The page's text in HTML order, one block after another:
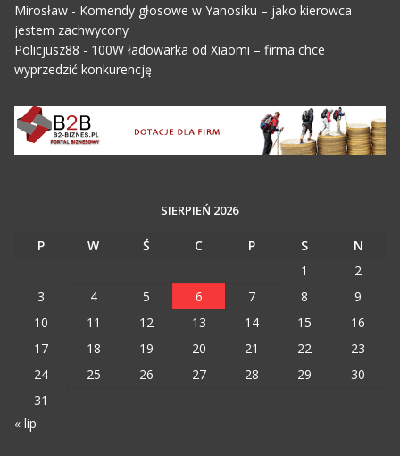
Mirosław- Komendy głosowe w Yanosiku – jako kierowca
jestem zachwycony
Policjusz88 - 100W ładowarka od Xiaomi – firma chce
wyprzedzić konkurencję
SIERPIEŃ 2026
P W Ś C P S
N
1
2
3
4 5 6 7 8
9
10
11 12 13 14 15
16
17
18 19 20 21 22
23
24
25 26 27 28 29
30
31
« lip